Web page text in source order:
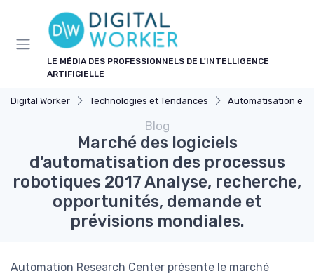
LE MÉDIA DES PROFESSIONNELS DE L'INTELLIGENCE
ARTIFICIELLE
Digital Worker Technologies et Tendances Automatisation et
Blog
Marché des logiciels
d'automatisation des processus
robotiques 2017 Analyse, recherche,
opportunités, demande et
prévisions mondiales.
Automation Research Center présente le marché